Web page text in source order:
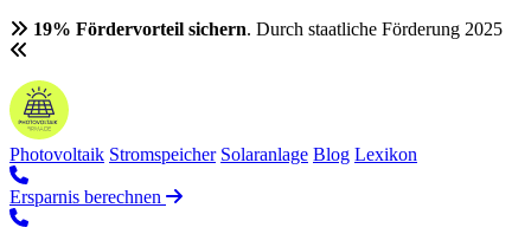
19% Fördervorteil sichern. Durch staatliche Förderung 2025
Photovoltaik Stromspeicher Solaranlage Blog Lexikon
Ersparnis berechnen